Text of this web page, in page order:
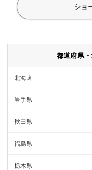
ショ
都道府県
北海道
岩手県
秋田県
福島県
栃木県